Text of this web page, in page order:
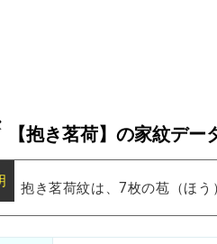
【抱き茗荷】の家紋デー
抱き茗荷紋は、7枚の苞（ほう